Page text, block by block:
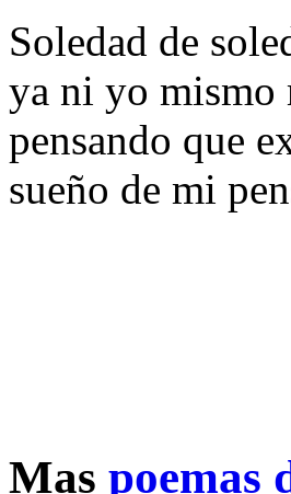
Soledad de
ya ni yo mismo
pensando que
sueño de mi
Mas poemas